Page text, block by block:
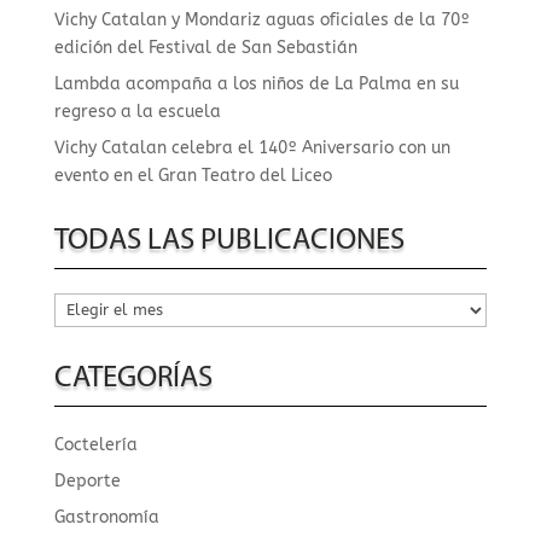
Vichy Catalan y Mondariz aguas oficiales de la 70º
edición del Festival de San Sebastián
Lambda acompaña a los niños de La Palma en su
regreso a la escuela
Vichy Catalan celebra el 140º Aniversario con un
evento en el Gran Teatro del Liceo
TODAS LAS PUBLICACIONES
Todas
las
publicaciones
CATEGORÍAS
Coctelería
Deporte
Gastronomía